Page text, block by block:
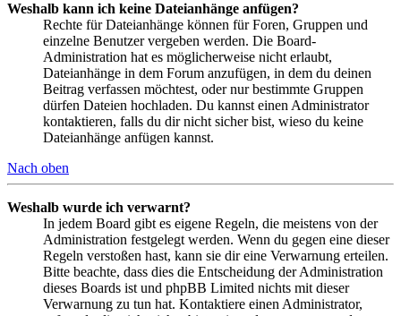
Weshalb kann ich keine Dateianhänge anfügen?
Rechte für Dateianhänge können für Foren, Gruppen und
einzelne Benutzer vergeben werden. Die Board-
Administration hat es möglicherweise nicht erlaubt,
Dateianhänge in dem Forum anzufügen, in dem du deinen
Beitrag verfassen möchtest, oder nur bestimmte Gruppen
dürfen Dateien hochladen. Du kannst einen Administrator
kontaktieren, falls du dir nicht sicher bist, wieso du keine
Dateianhänge anfügen kannst.
Nach oben
Weshalb wurde ich verwarnt?
In jedem Board gibt es eigene Regeln, die meistens von der
Administration festgelegt werden. Wenn du gegen eine dieser
Regeln verstoßen hast, kann sie dir eine Verwarnung erteilen.
Bitte beachte, dass dies die Entscheidung der Administration
dieses Boards ist und phpBB Limited nichts mit dieser
Verwarnung zu tun hat. Kontaktiere einen Administrator,